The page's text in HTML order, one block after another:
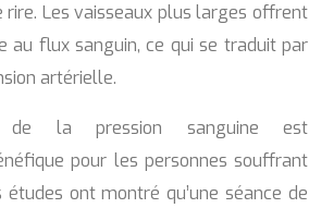
Les vaisseaux plus larges offrent
au flux sanguin, ce qui se traduit par
artérielle.
de la pression sanguine est
pour les personnes souffrant
études ont montré qu’une séance de